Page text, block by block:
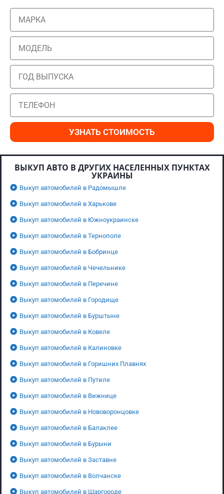
УЗНАТЬ СТОИМОСТЬ
ВЫКУП АВТО В ДРУГИХ НАСЕЛЕННЫХ ПУНКТАХ
УКРАИНЫ
Выкуп автомобилей в Радомышле
Выкуп автомобилей в Харькове
Выкуп автомобилей в Южноукраинске
Выкуп автомобилей в Тернополе
Выкуп автомобилей в Бобринце
Выкуп автомобилей в Чечельнике
Выкуп автомобилей в Перечине
Выкуп автомобилей в Городище
Выкуп автомобилей в Бурштыне
Выкуп автомобилей в Ковеле
Выкуп автомобилей в Калиновке
Выкуп автомобилей в Горишних Плавнях
Выкуп автомобилей в Путиле
Выкуп автомобилей в Вижнице
Выкуп автомобилей в Нововоронцовке
Выкуп автомобилей в Балаклее
Выкуп автомобилей в Бурыни
Выкуп автомобилей в Заставне
Выкуп автомобилей в Волчанске
Выкуп автомобилей в Шаргороде